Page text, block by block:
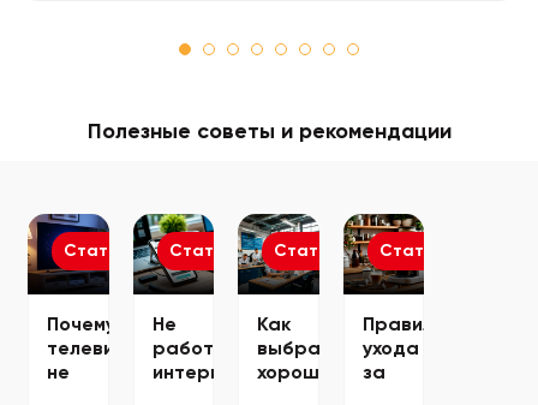
Полезные советы и рекомендации
Статьи
Почему
телевизор
не
Статьи
Не
работает
интернет
Статьи
Как
выбрать
хороший
Статьи
Правила
ухода
за